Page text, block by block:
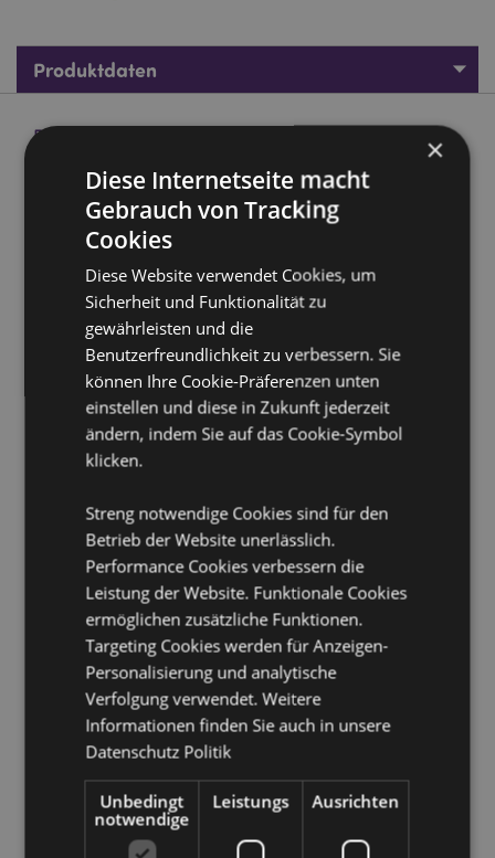
Produktdaten
Produktbeschreibung
Squidglys Foodiemals Frida the Taco Plüschfigur
Material:Velboa (hochfloriger Kunstpelzstoff)
Nicht geeignet für: 0 - 3 Jahre
EN71:Ja
A1:2014 Brandklasse:Ja
Geeignet für Bleichmittel:Nein
Geeignet für den Trockner: Nein
Geeignet zum Bügeln:
Produkttressourcen:
Möchten Sie mehr über den Einkauf bei Puckator
erfahren?Dann lesen Sie unserenLeitfaden für
Kundeninformationen.
Produktattribute
Information
Höhe 24cm Breite 27cm Tiefe 13cm
5055071797170
30
0.270000
Keine
×
Diese Internetseite macht
Gebrauch von Tracking
Cookies
Diese Website verwendet Cookies, um
Sicherheit und Funktionalität zu
gewährleisten und die
Benutzerfreundlichkeit zu verbessern. Sie
können Ihre Cookie-Präferenzen unten
einstellen und diese in Zukunft jederzeit
ändern, indem Sie auf das Cookie-Symbol
klicken.
Streng notwendige Cookies sind für den
Betrieb der Website unerlässlich.
Performance Cookies verbessern die
Leistung der Website. Funktionale Cookies
ermöglichen zusätzliche Funktionen.
Targeting Cookies werden für Anzeigen-
Personalisierung und analytische
Verfolgung verwendet. Weitere
Informationen finden Sie auch in unsere
Datenschutz Politik
Unbedingt
notwendige
Leistungs Ausrichten